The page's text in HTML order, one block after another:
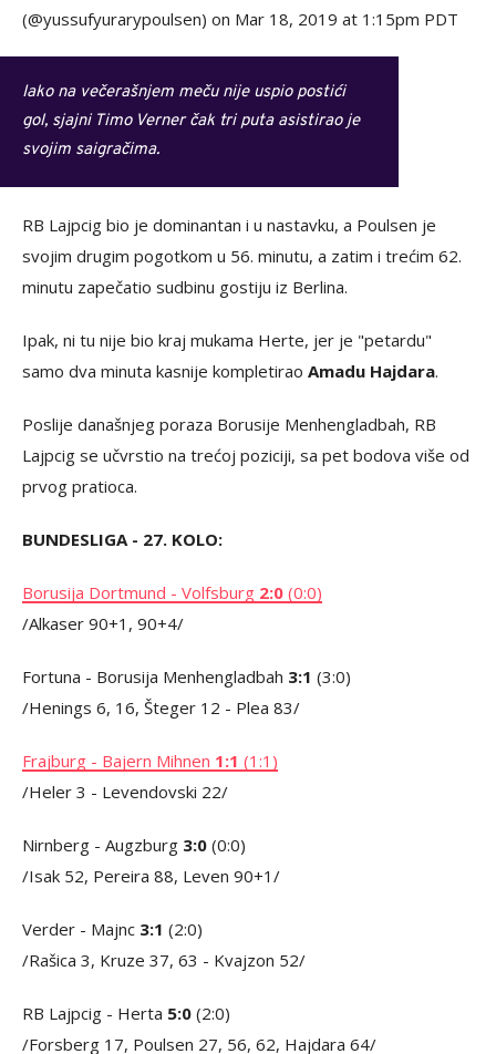
(@yussufyurarypoulsen) on Mar 18, 2019 at 1:15pm PDT
Iako na večerašnjem meču nije uspio postići
gol, sjajni Timo Verner čak tri puta asistirao je
svojim saigračima.
RB Lajpcig bio je dominantan i u nastavku, a Poulsen je
svojim drugim pogotkom u 56. minutu, a zatim i trećim 62.
minutu zapečatio sudbinu gostiju iz Berlina.
Ipak, ni tu nije bio kraj mukama Herte, jer je "petardu"
samo dva minuta kasnije kompletirao Amadu Hajdara.
Poslije današnjeg poraza Borusije Menhengladbah, RB
Lajpcig se učvrstio na trećoj poziciji, sa pet bodova više od
prvog pratioca.
BUNDESLIGA - 27. KOLO:
Borusija Dortmund - Volfsburg 2:0 (0:0)
/Alkaser 90+1, 90+4/
Fortuna - Borusija Menhengladbah 3:1 (3:0)
/Henings 6, 16, Šteger 12 - Plea 83/
Frajburg - Bajern Mihnen 1:1 (1:1)
/Heler 3 - Levendovski 22/
Nirnberg - Augzburg 3:0 (0:0)
/Isak 52, Pereira 88, Leven 90+1/
Verder - Majnc 3:1 (2:0)
/Rašica 3, Kruze 37, 63 - Kvajzon 52/
RB Lajpcig - Herta 5:0 (2:0)
/Forsberg 17, Poulsen 27, 56, 62, Hajdara 64/